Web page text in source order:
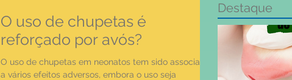
O uso de chupetas é
reforçado por avós?
O uso de chupetas em neonatos tem sido associado
a vários efeitos adversos, embora o uso seja
Destaque